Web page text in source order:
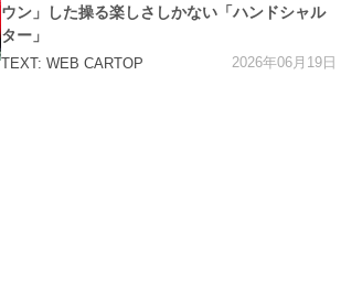
ウン」した操る楽しさしかない「ハンドシャル
ター」
TEXT: WEB CARTOP 2026年06月19日